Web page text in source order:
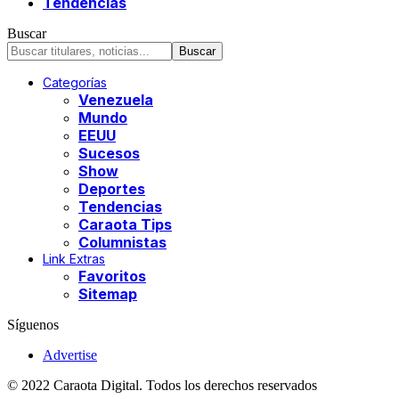
Buscar
Categorías
Venezuela
Mundo
EEUU
Sucesos
Show
Deportes
Tendencias
Caraota Tips
Columnistas
Link Extras
Favoritos
Sitemap
Síguenos
Advertise
© 2022 Caraota Digital. Todos los derechos reservados